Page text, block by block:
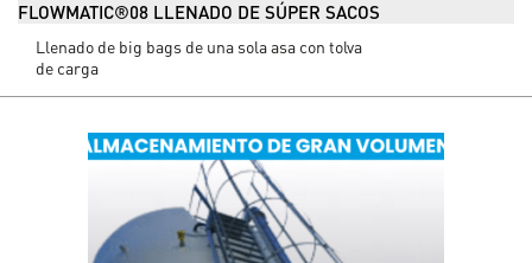
FLOWMATIC®08 LLENADO DE SÚPER SACOS
Llenado de big bags de una sola asa con tolva
de carga